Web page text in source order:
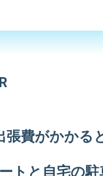
費がかかる
トと自宅の